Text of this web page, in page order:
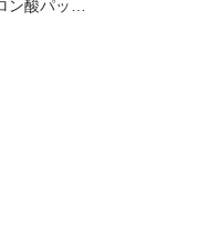
ン酸パッ…